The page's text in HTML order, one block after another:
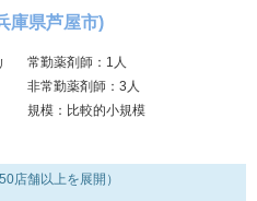
庫県芦屋市)
常勤薬剤師：1人
非常勤薬剤師：3人
規模：比較的小規模
店舗以上を展開）